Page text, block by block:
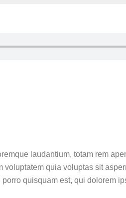
laudantium, totam rem
quia voluptas sit
quisquam est, qui dolorem